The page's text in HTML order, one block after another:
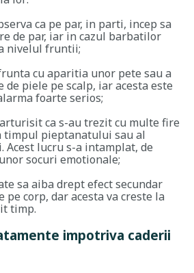
ca pe par, in parti, incep sa
de par, iar in cazul barbatilor
nivelul fruntii;
cu aparitia unor pete sau a
de piele pe scalp, iar acesta este
foarte serios;
ca s-au trezit cu multe fire
timpul pieptanatului sau al
lucru s-a intamplat, de
socuri emotionale;
sa aiba drept efect secundar
pe corp, dar acesta va creste la
timp.
impotriva caderii